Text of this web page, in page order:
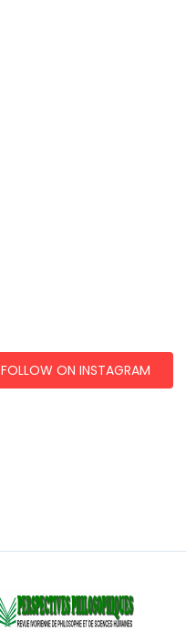
FOLLOW ON INSTAGRAM